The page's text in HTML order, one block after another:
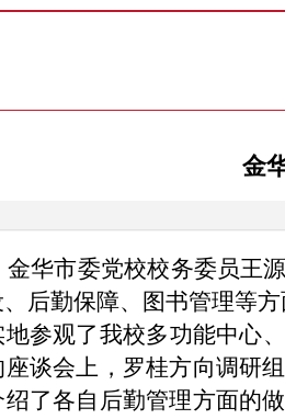
金
金华市委党校校务委员王
后勤保障、图书管理等
地参观了我校多功能中心
谈会上，罗桂方向调研
了各自后勤管理方面的